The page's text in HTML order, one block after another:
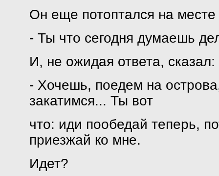
Он еще потоптался на месте
- Ты что сегодня думаешь
И, не ожидая ответа, сказал:
- Хочешь, поедем на
закатимся... Ты вот
что: иди пообедай теперь,
приезжай ко мне.
Идет?